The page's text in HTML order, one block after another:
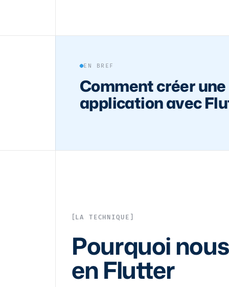
EN BREF
Comment créer une
application avec
LA TECHNIQUE
Pourquoi
en Flutter